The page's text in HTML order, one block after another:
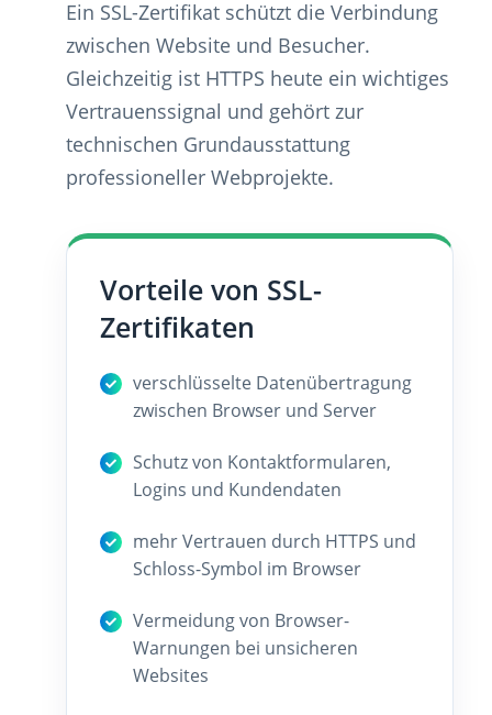
Ein SSL-Zertifikat schützt die Verbindung
zwischen Website und Besucher.
Gleichzeitig ist HTTPS heute ein wichtiges
Vertrauenssignal und gehört zur
technischen Grundausstattung
professioneller Webprojekte.
Vorteile von SSL-
Zertifikaten
verschlüsselte Datenübertragung
zwischen Browser und Server
Schutz von Kontaktformularen,
Logins und Kundendaten
mehr Vertrauen durch HTTPS und
Schloss-Symbol im Browser
Vermeidung von Browser-
Warnungen bei unsicheren
Websites